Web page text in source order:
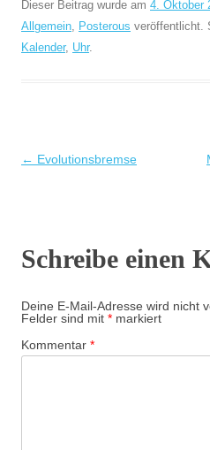
Dieser Beitrag wurde am 4. Oktober
Allgemein, Posterous veröffentlicht.
Kalender, Uhr.
Beitragsnavigation
← Evolutionsbremse
Schreibe einen
Deine E-Mail-Adresse wird nicht
Felder sind mit * markiert
Kommentar *